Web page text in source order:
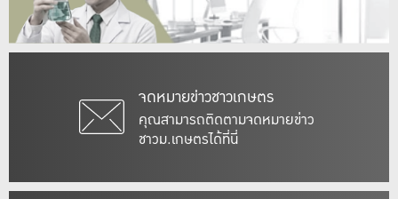
จดหมายข่าวชาวเกษตร
คุณสามารถติดตามจดหมายข่าว
ชาวม.เกษตรได้ที่นี่